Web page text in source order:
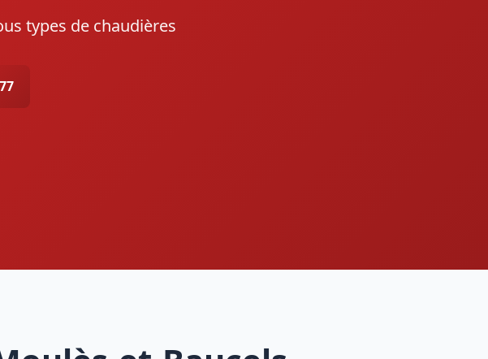
types de chaudières